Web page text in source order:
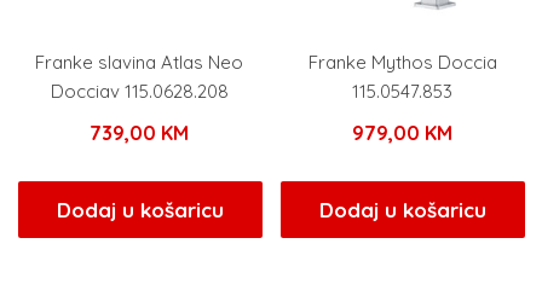
Franke slavina Atlas Neo
Docciav 115.0628.208
739,00 KM
Dodaj u košaricu
Franke Mythos Doccia
115.0547.853
979,00 KM
Dodaj u košaricu